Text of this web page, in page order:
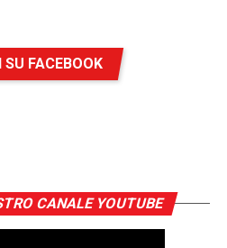
SU FACEBOOK
CANALE YOUTUBE